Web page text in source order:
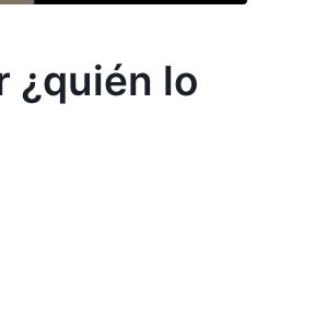
¿quién lo